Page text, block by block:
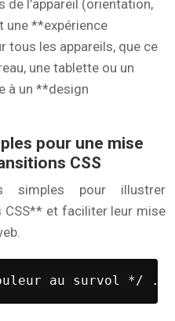
de l’appareil (orientation,
une **expérience
tous les appareils, que ce
une tablette ou un
à un **design
pour une mise
CSS
simples pour illustrer
CSS** et faciliter leur mise
au survol */